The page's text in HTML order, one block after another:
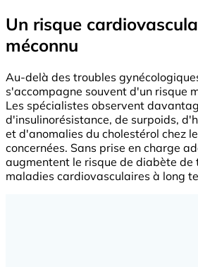
Un risque
méconnu
Au-delà des troubles
s'accompagne souvent d'un risque
Les spécialistes observent
d'insulinorésistance, de surpoids,
et d'anomalies du cholestérol chez
concernées. Sans prise en charge
augmentent le risque de diabète de
maladies cardiovasculaires à long